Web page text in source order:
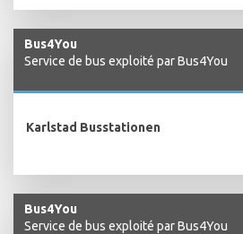
Bus4You
Service de bus exploité par Bus4You
Karlstad Busstationen
Bus4You
Service de bus exploité par Bus4You